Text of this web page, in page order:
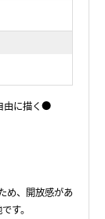
由に描く●
め、開放感があ
す。